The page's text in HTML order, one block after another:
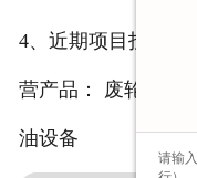
4、近期项目投资规
营产品： 废轮胎炼
油设备